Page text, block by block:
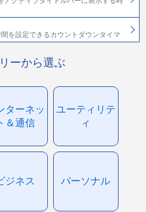
を設定できるカウントダウンタイマ
ーから選ぶ
ターネッ
＆通信
ユーティリテ
ィ
ジネス パーソナル